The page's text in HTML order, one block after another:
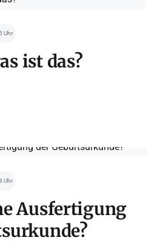
Uhr
ist das?
Uhr
Ausfertigung